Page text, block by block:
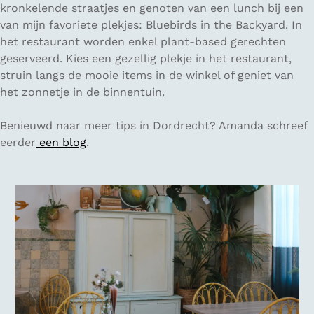
kronkelende straatjes en genoten van een lunch bij een
van mijn favoriete plekjes: Bluebirds in the Backyard. In
het restaurant worden enkel plant-based gerechten
geserveerd. Kies een gezellig plekje in het restaurant,
struin langs de mooie items in de winkel of geniet van
het zonnetje in de binnentuin.
Benieuwd naar meer tips in Dordrecht? Amanda schreef
eerder een blog.